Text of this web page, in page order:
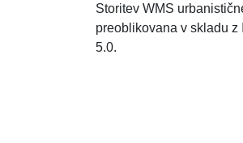
Storitev WMS
preoblikovana v skladu
5.0.